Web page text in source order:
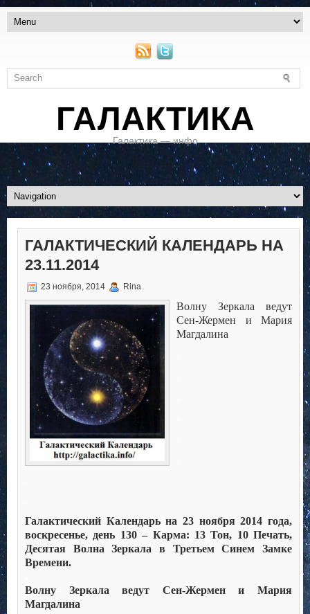
ГАЛАКТИКА
Галактика — инфо
ГАЛАКТИЧЕСКИЙ КАЛЕНДАРЬ НА
23.11.2014
23 ноября, 2014 Rina
Волну Зеркала ведут
Сен-Жермен и Мария
Магдалина
Галактический Календарь на 23 ноября 2014 года,
воскресенье, день 130 – Карма: 13 Тон, 10 Печать,
Десятая Волна Зеркала в Третьем Синем Замке
Времени.
Волну Зеркала ведут Сен-Жермен и Мария
Магдалина